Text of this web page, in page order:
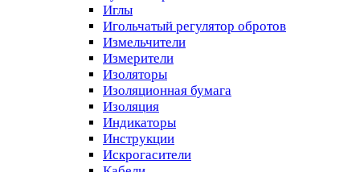
Иглы
Игольчатый регулятор обротов
Измельчители
Измерители
Изоляторы
Изоляционная бумага
Изоляция
Индикаторы
Инструкции
Искрогасители